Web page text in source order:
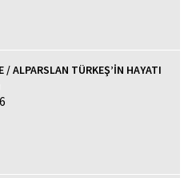
/ ALPARSLAN TÜRKEŞ’İN HAYATI